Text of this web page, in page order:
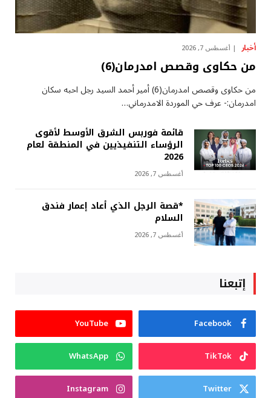
أخبار أغسطس 7, 2026
من حكاوى وقصص امدرمان(6)
من حكاوى وقصص امدرمان(6) أمير أحمد السيد رجل احبه سكان
امدرمان:- عرف حي الموردة الامدرماني…
قائمة فوربس الشرق الأوسط لأقوى
الرؤساء التنفيذيين في المنطقة لعام
2026
أغسطس 7, 2026
*قصة الرجل الذي أعاد إعمار فندق
السلام
أغسطس 7, 2026
إتبعنا
Facebook
YouTube
TikTok
WhatsApp
Twitter
Instagram